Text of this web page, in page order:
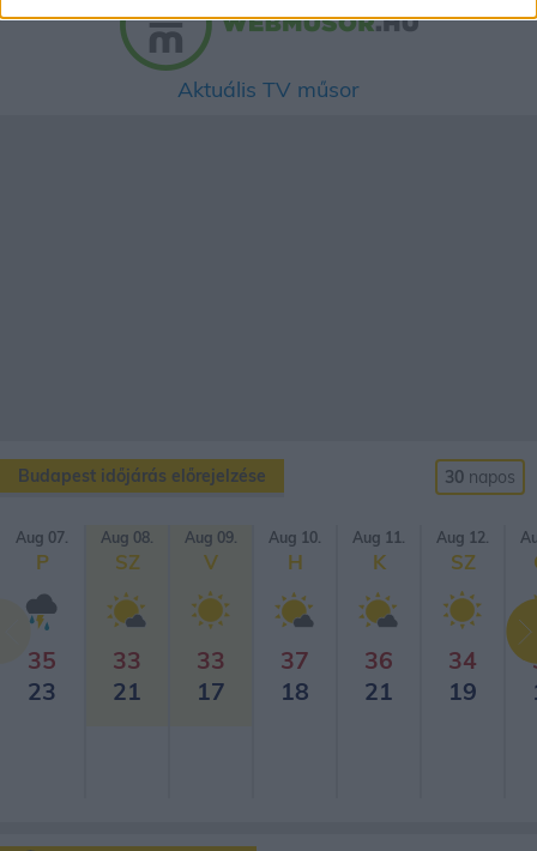
Aktuális TV műsor
Budapest időjárás előrejelzése 30 napos
Aug 07.
P
35
23
Aug 08.
SZ
33
21
Aug 09.
V
33
17
Aug 10.
H
37
18
Aug 11.
K
36
21
Aug 12.
SZ
34
19